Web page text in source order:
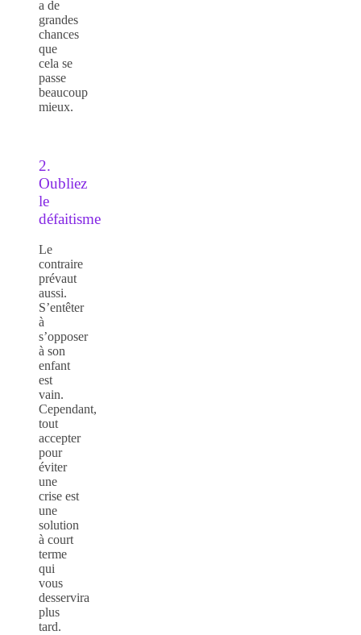
a de
grandes
chances
que
cela se
passe
beaucoup
mieux.
2.
Oubliez
le
défaitisme
Le
contraire
prévaut
aussi.
S’entêter
à
s’opposer
à son
enfant
est
vain.
Cependant,
tout
accepter
pour
éviter
une
crise est
une
solution
à court
terme
qui
vous
desservira
plus
tard.